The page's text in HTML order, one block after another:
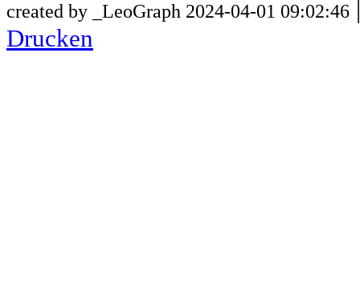
created by _LeoGraph 2024-04-01 09:02:46
Drucken